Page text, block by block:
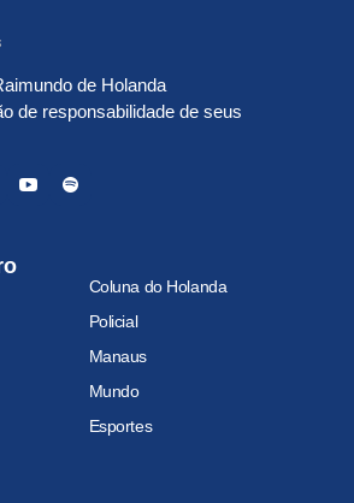
de Holanda
de responsabilidade de seus
Coluna do Holanda
Policial
Manaus
Mundo
Esportes